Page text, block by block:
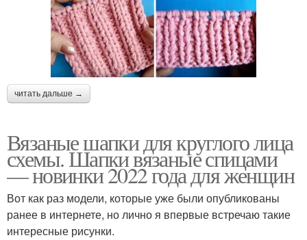
читать дальше →
Вязаные шапки для круглого лица
схемы. Шапки вязаные спицами
— новинки 2022 года для женщин
Вот как раз модели, которые уже были опубликованы
ранее в интернете, но лично я впервые встречаю такие
интересные рисунки.